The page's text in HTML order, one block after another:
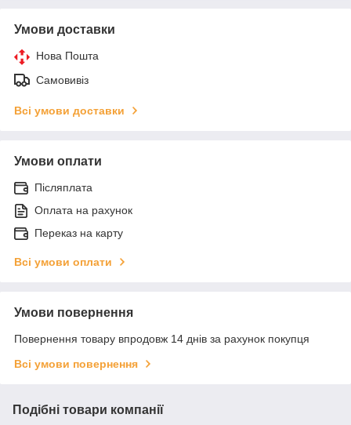
Умови доставки
Нова Пошта
Самовивіз
Всі умови доставки
Умови оплати
Післяплата
Оплата на рахунок
Переказ на карту
Всі умови оплати
Умови повернення
Повернення товару впродовж 14 днів за рахунок покупця
Всі умови повернення
Подібні товари компанії